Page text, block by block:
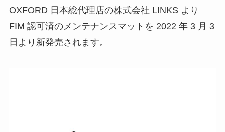
OXFORD 日本総代理店の株式会社 LINKS より
FIM 認可済のメンテナンスマットを 2022 年 3 月 3
日より新発売されます。